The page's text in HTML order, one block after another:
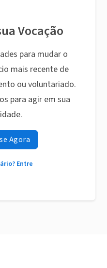
Vocação
para mudar o
mais recente de
ou voluntariado.
para agir em sua
Agora
Entre